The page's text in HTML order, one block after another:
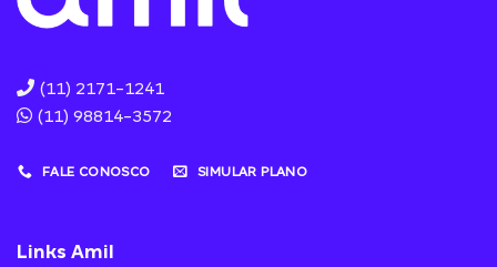
(11) 2171-1241
(11) 98814-3572
FALE CONOSCO SIMULAR PLANO
Links Amil